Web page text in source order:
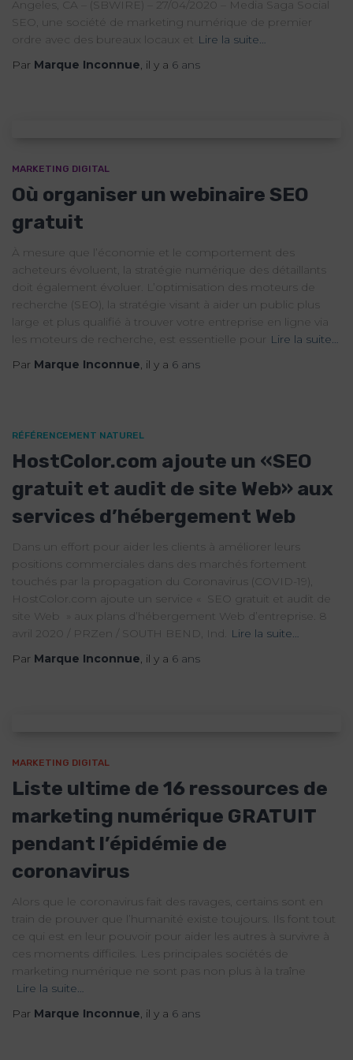
Angeles, CA – (SBWIRE) – 27/04/2020 – Media Saga Social
SEO, une société de marketing numérique de premier
ordre avec des bureaux locaux et Lire la suite…
Par Marque Inconnue, il y a 6 ans
MARKETING DIGITAL
Où organiser un webinaire SEO
gratuit
À mesure que l’économie et le comportement des
acheteurs évoluent, la stratégie numérique des détaillants
doit également évoluer. L’optimisation des moteurs de
recherche (SEO), la stratégie visant à aider un public plus
large et plus qualifié à trouver votre entreprise en ligne via
les moteurs de recherche, est essentielle pour Lire la suite…
Par Marque Inconnue, il y a 6 ans
RÉFÉRENCEMENT NATUREL
HostColor.com ajoute un «SEO
gratuit et audit de site Web» aux
services d’hébergement Web
Dans un effort pour aider les clients à améliorer leurs
positions commerciales dans des marchés fortement
touchés par la propagation du Coronavirus (COVID-19),
HostColor.com ajoute un service « SEO gratuit et audit de
site Web » aux plans d’hébergement Web d’entreprise. 8
avril 2020 / PRZen / SOUTH BEND, Ind. Lire la suite…
Par Marque Inconnue, il y a 6 ans
MARKETING DIGITAL
Liste ultime de 16 ressources de
marketing numérique GRATUIT
pendant l’épidémie de
coronavirus
Alors que le coronavirus fait des ravages, certains sont en
train de prouver que l’humanité existe toujours. Ils font tout
ce qui est en leur pouvoir pour aider les autres à survivre à
ces moments difficiles. Les principales sociétés de
marketing numérique ne sont pas non plus à la traîne
Lire la suite…
Par Marque Inconnue, il y a 6 ans